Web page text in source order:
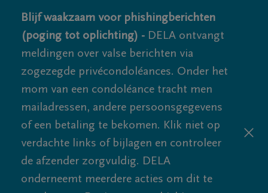
Blijf waakzaam voor phishingberichten
(poging tot oplichting) - DELA ontvangt
meldingen over valse berichten via
zogezegde privécondoléances. Onder het
mom van een condoléance tracht men
mailadressen, andere persoonsgegevens
of een betaling te bekomen. Klik niet op
verdachte links of bijlagen en controleer
de afzender zorgvuldig. DELA
onderneemt meerdere acties om dit te